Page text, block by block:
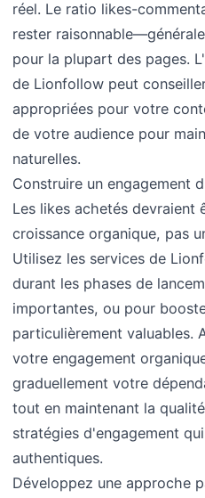
réel. Le ratio likes-
rester
pour la plupart des pages.
de Lionfollow peut
appropriées pour votre
de votre audience pour
naturelles.
Construire un engagement
Les likes achetés devraient
croissance organique, pas
Utilisez les services de
durant les phases de
importantes, ou pour
particulièrement valuables.
votre engagement
graduellement votre
tout en maintenant la
stratégies d'engagement
authentiques.
Développez une approche